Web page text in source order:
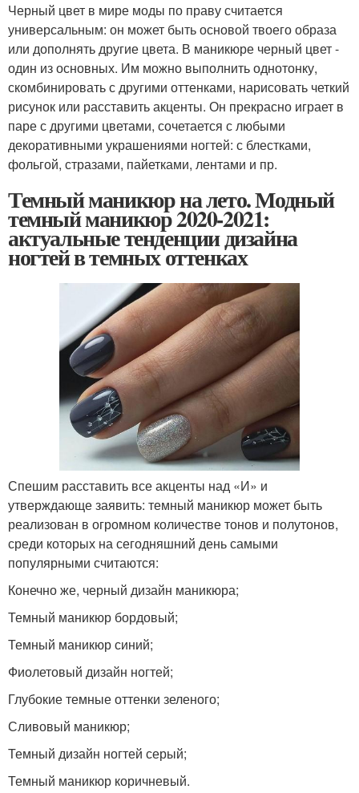
Черный цвет в мире моды по праву считается
универсальным: он может быть основой твоего образа
или дополнять другие цвета. В маникюре черный цвет -
один из основных. Им можно выполнить однотонку,
скомбинировать с другими оттенками, нарисовать четкий
рисунок или расставить акценты. Он прекрасно играет в
паре с другими цветами, сочетается с любыми
декоративными украшениями ногтей: с блестками,
фольгой, стразами, пайетками, лентами и пр.
Темный маникюр на лето. Модный
темный маникюр 2020-2021:
актуальные тенденции дизайна
ногтей в темных оттенках
Спешим расставить все акценты над «И» и
утверждающе заявить: темный маникюр может быть
реализован в огромном количестве тонов и полутонов,
среди которых на сегодняшний день самыми
популярными считаются:
Конечно же, черный дизайн маникюра;
Темный маникюр бордовый;
Темный маникюр синий;
Фиолетовый дизайн ногтей;
Глубокие темные оттенки зеленого;
Сливовый маникюр;
Темный дизайн ногтей серый;
Темный маникюр коричневый.